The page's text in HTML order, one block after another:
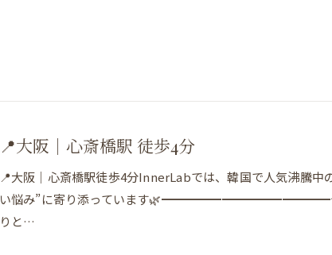
📍大阪｜心斎橋駅 徒歩4分
📍大阪｜心斎橋駅徒歩4分InnerLabでは、韓国で人気沸騰中
い悩み”に寄り添っています🌿━━━━━━━━━━━━━━デリ
りと…